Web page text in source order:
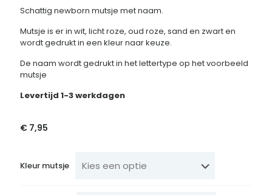
Schattig newborn mutsje met naam.
Mutsje is er in wit, licht roze, oud roze, sand en zwart en
wordt gedrukt in een kleur naar keuze.
De naam wordt gedrukt in het lettertype op het voorbeeld
mutsje
Levertijd 1-3 werkdagen
€ 7,95
Kleur mutsje